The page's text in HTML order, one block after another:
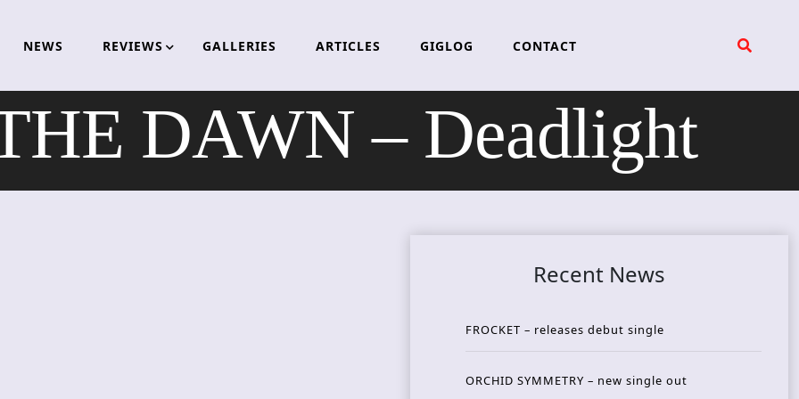
NEWS REVIEWS GALLERIES ARTICLES GIGLOG CONTACT
DAWN – Deadlight
Recent News
FROCKET – releases debut single
ORCHID SYMMETRY – new single out